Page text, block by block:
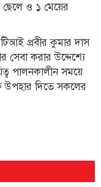
ছেলে ও ১ মেয়ের
প্রবীর কুমার দাস
সেবা করার উদ্দেশ্যে
পালনকালীন সময়ে
উপহার দিতে সকলের